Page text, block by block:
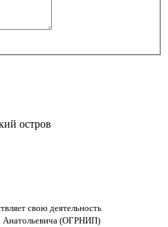
остров
свою деятельность
Анатольевича (ОГРНИП)